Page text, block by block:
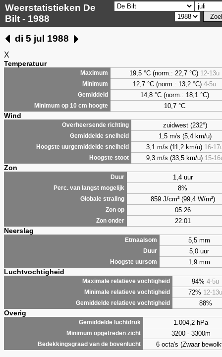
Weerstatistieken De
Bilt - 1988
di 5 jul 1988
X
Temperatuur
Maximum 19,5 °C (norm.: 22,7 °C) 12-13u
Minimum 12,7 °C (norm.: 13,2 °C) 4-5u
Gemiddeld 14,8 °C (norm.: 18,1 °C)
Minimum op 10 cm hoogte 10,7 °C
Wind
Overheersende richting zuidwest (232°)
Gemiddelde snelheid 1,5 m/s (5,4 km/u)
Hoogste uurgemiddelde snelheid 3,1 m/s (11,2 km/u) 16-
Hoogste stoot 9,3 m/s (33,5 km/u) 15-
Zon
Duur 1,4 uur
Perc. van langst mogelijk 8%
Globale straling 859 J/cm² (99,4 W/m²)
Zon op 05:26
Zon onder 22:01
Neerslag
Etmaalsom 5,5 mm
Duur 5,0 uur
Hoogste uursom 1,9 mm
Luchtvochtigheid
Maximale relatieve vochtigheid 94% 4-5u
Minimale relatieve vochtigheid 72% 12-13u
Gemiddelde relatieve vochtigheid 88%
Overig
Gemiddelde luchtdruk 1.004,2 hPa
Minimum opgetreden zicht 3200 - 3300m
Bedekkingsgraad van de bovenlucht 6 octa's (Zwaar